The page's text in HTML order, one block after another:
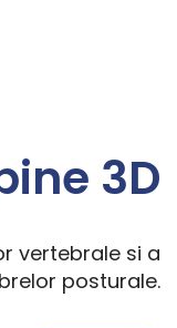
3D
vertebrale si a
posturale.